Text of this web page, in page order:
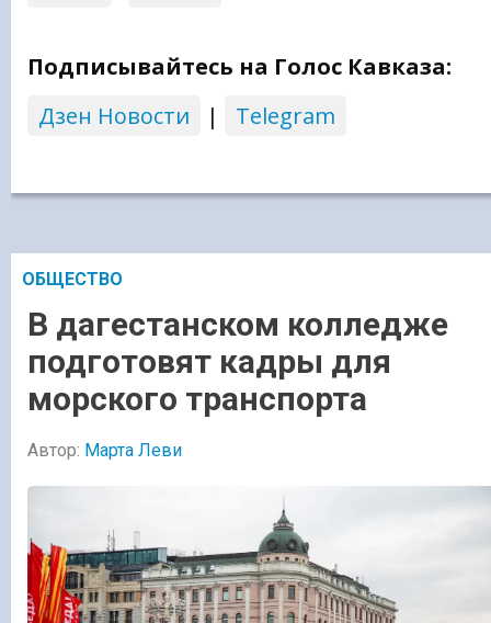
Подписывайтесь на Голос Кавказа:
Дзен Новости
| Telegram
ОБЩЕСТВО
В дагестанском колледже
подготовят кадры для
морского транспорта
Автор: Марта Леви